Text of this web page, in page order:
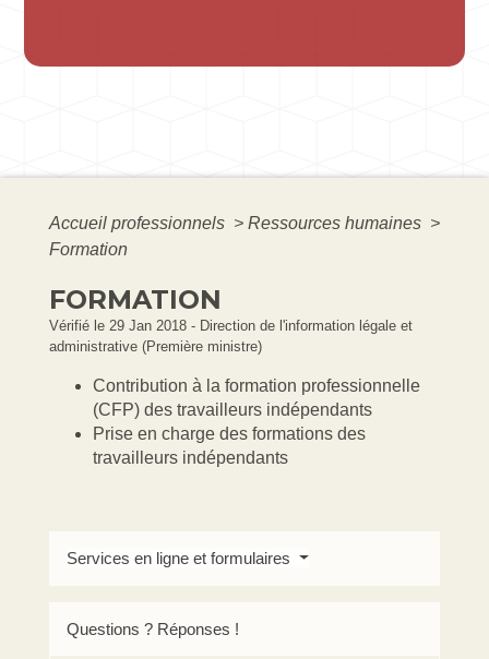
Accueil professionnels > Ressources humaines >
Formation
FORMATION
Vérifié le 29 Jan 2018 - Direction de l'information légale et
administrative (Première ministre)
Contribution à la formation professionnelle
(CFP) des travailleurs indépendants
Prise en charge des formations des
travailleurs indépendants
Services en ligne et formulaires
Questions ? Réponses !